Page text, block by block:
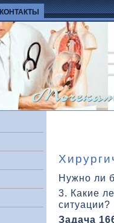
КОНТАКТЫ
Нужно ли
3. Какие
ситуации?
Задача